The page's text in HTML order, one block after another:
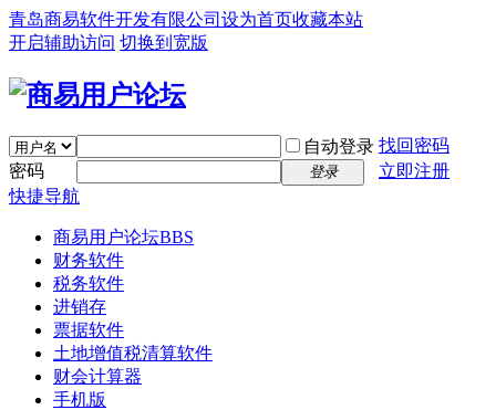
青岛商易软件开发有限公司 设为首页收藏本站
开启辅助访问 切换到宽版
自动登录 找回密码
密码
登录
立即注册
快捷导航
商易用户论坛BBS
财务软件
税务软件
进销存
票据软件
土地增值税清算软件
财会计算器
手机版